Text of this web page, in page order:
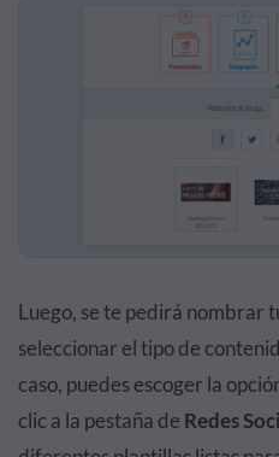
Luego, se te pedirá nombrar
seleccionar el tipo de
caso, puedes escoger la
clic a la pestaña de Redes